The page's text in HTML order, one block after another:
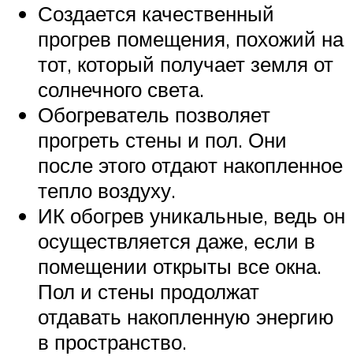
Создается качественный
прогрев помещения, похожий на
тот, который получает земля от
солнечного света.
Обогреватель позволяет
прогреть стены и пол. Они
после этого отдают накопленное
тепло воздуху.
ИК обогрев уникальные, ведь он
осуществляется даже, если в
помещении открыты все окна.
Пол и стены продолжат
отдавать накопленную энергию
в пространство.